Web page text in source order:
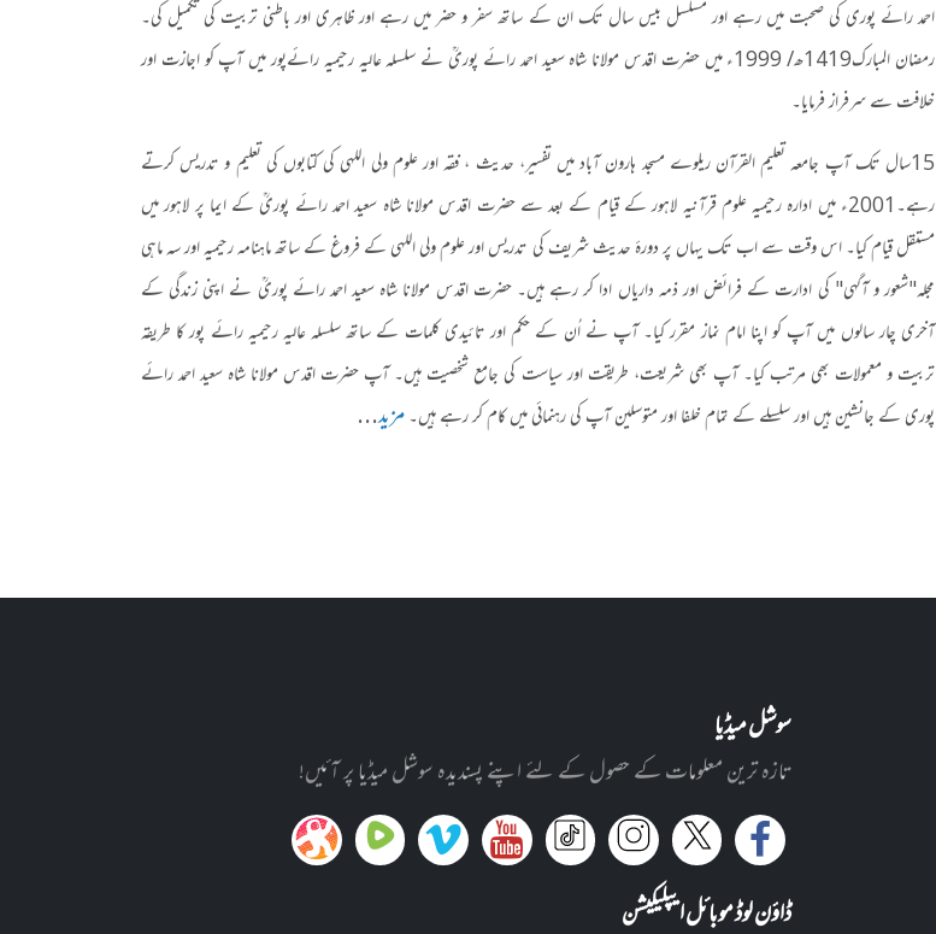
احمد رائے پوری کی صحبت میں رہے اور مسلسل بیس سال تک ان کے ساتھ سفر و حضر میں رہے اور ظاہری اور باطنی تربیت کی تکمیل کی۔
رمضان المبارک1419ھ/ 1999
ء میں حضرت اقدس مولانا شاہ سعید احمد رائے پوریؒ نے سلسلہ عالیہ رحیمیہ رائےپور میں آپ کو اجازت اور
خلافت سے سرفراز فرمایا۔
15سال تک آپ جامعہ تعلیم القرآن ریلوے مسجد ہارون آباد میں تفسیر، حدیث ، فقہ اور علوم ولی اللہی کی کتابوں کی تعلیم و تدریس کرتے
رہے۔2001ء میں ادارہ رحیمیہ علوم قرآنیہ لاہور کے قیام کے بعد سے حضرت اقدس مولانا شاہ سعید احمد رائے پوریؒ کے ایما پر لاہور میں
مستقل قیام کیا۔ اس وقت سے اب تک یہاں پر دورۂ حدیث شریف کی تدریس اور علوم ولی اللہی کے فروغ کے ساتھ ماہنامہ رحیمیہ اور سہ ماہی
مجلہ"شعور و آگہی" کی ادارت کے فرائض اور ذمہ داریاں ادا کر رہے ہیں۔ حضرت اقدس مولانا شاہ سعید احمد رائے پوریؒ نے اپنی زندگی کے
آخری چار سالوں میں آپ کو اپنا امام نماز مقرر کیا۔ آپ نے اُن کے حکم اور تائیدی کلمات کے ساتھ سلسلہ عالیہ رحیمیہ رائے پور کا طریقہ
تربیت و معمولات بھی مرتب کیا۔ آپ بھی شریعت، طریقت اور سیاست کی جامع شخصیت ہیں۔ آپ حضرت اقدس مولانا شاہ سعید احمد رائے
پوری کے جانشین ہیں اور سلسلے کے تمام خلفا اور متوسلین آپ کی رہنمائی میں کام کر رہے ہیں۔مزید...
سوشل میڈیا
تازہ ترین معلومات کے حصول کے لئے اپنے پسندیدہ سوشل میڈیا پر آئیں!
ڈاؤن لوڈ موبائل ایپلیکیشن